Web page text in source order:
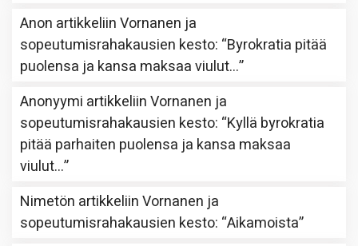
Anon artikkeliinVornanen ja
sopeutumisrahakausien kesto: “Byrokratia pitää
puolensa ja kansa maksaa viulut…”
Anonyymi artikkeliinVornanen ja
sopeutumisrahakausien kesto: “Kyllä byrokratia
pitää parhaiten puolensa ja kansa maksaa
viulut…”
Nimetön artikkeliinVornanen ja
sopeutumisrahakausien kesto: “Aikamoista”